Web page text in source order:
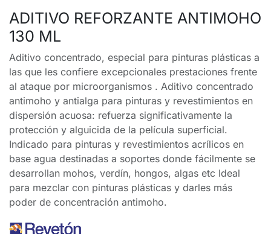
ADITIVO REFORZANTE ANTIMOHO
130 ML
Aditivo concentrado, especial para pinturas plásticas a
las que les confiere excepcionales prestaciones frente
al ataque por microorganismos . Aditivo concentrado
antimoho y antialga para pinturas y revestimientos en
dispersión acuosa: refuerza significativamente la
protección y alguicida de la película superficial.
Indicado para pinturas y revestimientos acrílicos en
base agua destinadas a soportes donde fácilmente se
desarrollan mohos, verdín, hongos, algas etc Ideal
para mezclar con pinturas plásticas y darles más
poder de concentración antimoho.